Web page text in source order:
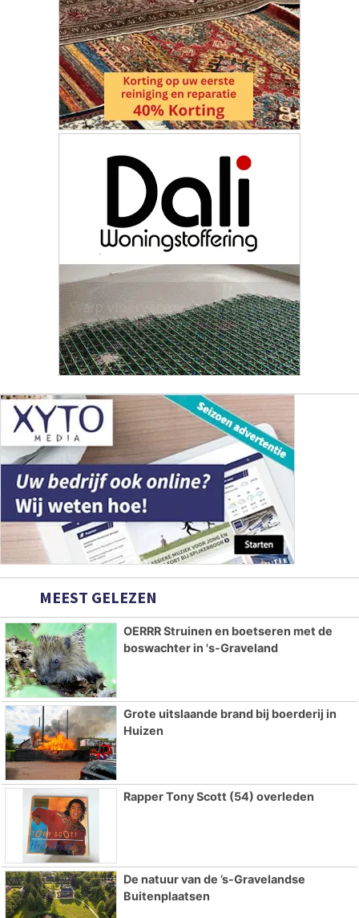
MEEST GELEZEN
OERRR Struinen en boetseren met de
boswachter in 's-Graveland
Grote uitslaande brand bij boerderij in
Huizen
Rapper Tony Scott (54) overleden
De natuur van de ’s-Gravelandse
Buitenplaatsen